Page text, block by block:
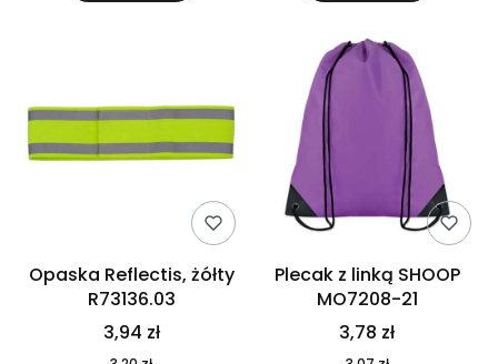
Opaska Reflectis, żółty
R73136.03
3,94 zł
Plecak z linką SHOOP
MO7208-21
3,78 zł